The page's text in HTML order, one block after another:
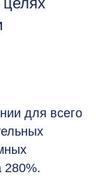
для всего
280%.